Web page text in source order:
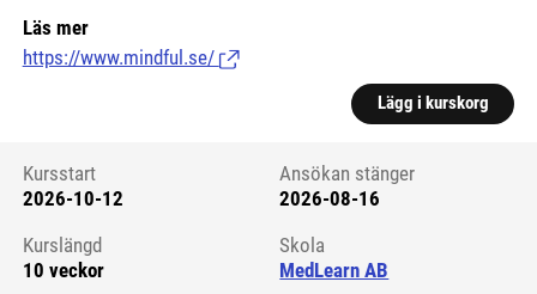
Läs mer
https://www.mindful.se/ (Länk till extern sida.)
Lägg i kurskorg
Kursstart 6117533
Kursstart
2026-10-12
Ansökan stänger
2026-08-16
Kurslängd
10 veckor
Skola
MedLearn AB